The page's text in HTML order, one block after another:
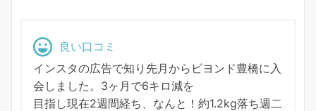
良い口コミ
インスタの広告で知り先月からビヨンド豊橋に入
会しました。3ヶ月で6キロ減を
目指し現在2週間経ち、なんと！約1.2kg落ち週二